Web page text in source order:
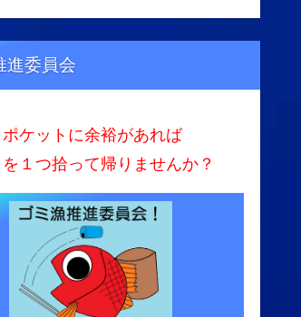
進委員会
ケットに余裕があれば
１つ拾って帰りませんか？